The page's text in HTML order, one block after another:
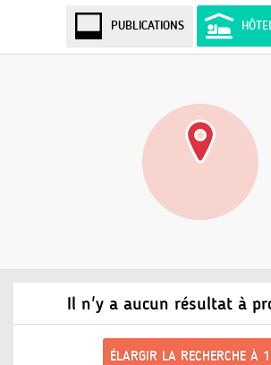
PUBLICATIONS
Il n'y a aucun résultat à
ÉLARGIR LA RECHERCHE À